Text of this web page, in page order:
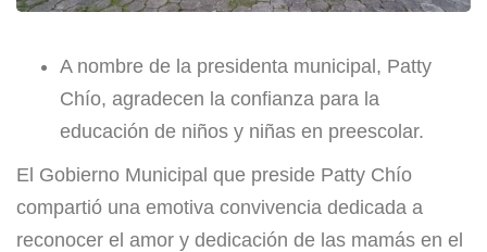
A nombre de la presidenta municipal, Patty
Chío, agradecen la confianza para la
educación de niños y niñas en preescolar.
​El Gobierno Municipal que preside Patty Chío
compartió una emotiva convivencia dedicada a
reconocer el amor y dedicación de las mamás en el